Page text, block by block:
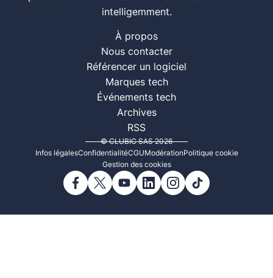
intelligemment.
À propos
Nous contacter
Référencer un logiciel
Marques tech
Événements tech
Archives
RSS
© CLUBIC SAS 2026
Infos légalesConfidentialitéCGUModérationPolitique cookie
Gestion des cookies